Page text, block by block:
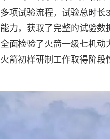
项试验流程，试验总时
力，获取了完整的试验
面检验了火箭一级七机
箭初样研制工作取得阶段